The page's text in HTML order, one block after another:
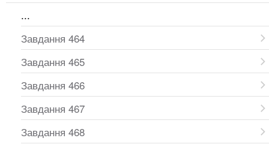
...
Завдання 464
Завдання 465
Завдання 466
Завдання 467
Завдання 468